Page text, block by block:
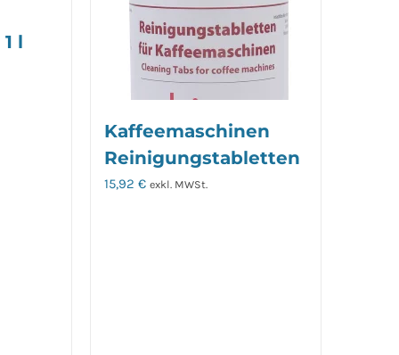
l
Kaffeemaschinen
Reinigungstabletten
15,92 € exkl. MWSt.